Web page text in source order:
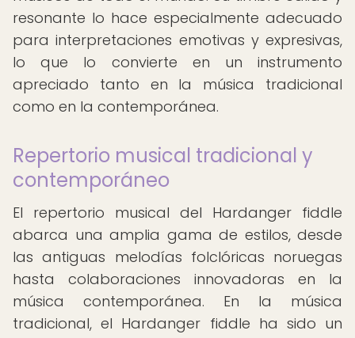
resonante lo hace especialmente adecuado
para interpretaciones emotivas y expresivas,
lo que lo convierte en un instrumento
apreciado tanto en la música tradicional
como en la contemporánea.
Repertorio musical tradicional y
contemporáneo
El repertorio musical del Hardanger fiddle
abarca una amplia gama de estilos, desde
las antiguas melodías folclóricas noruegas
hasta colaboraciones innovadoras en la
música contemporánea. En la música
tradicional, el Hardanger fiddle ha sido un